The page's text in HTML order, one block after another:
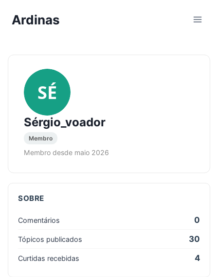
paraArdinas
SÉ
Sérgio_voador
Membro
Membro desde maio 2026
SOBRE
Comentários 0
Tópicos publicados 30
Curtidas recebidas 4